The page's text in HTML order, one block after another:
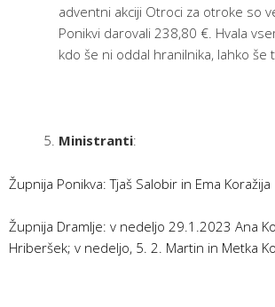
adventni akciji Otroci za otroke so
Ponikvi darovali 238,80 €. Hvala
kdo še ni oddal hranilnika, lahko še
Ministranti:
Župnija Ponikva: Tjaš Salobir in Ema Koražija
Župnija Dramlje: v nedeljo 29.1.2023 Ana
Hriberšek; v nedeljo, 5. 2. Martin in Metka